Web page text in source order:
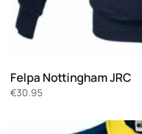
Felpa Nottingham JRC
€30.95